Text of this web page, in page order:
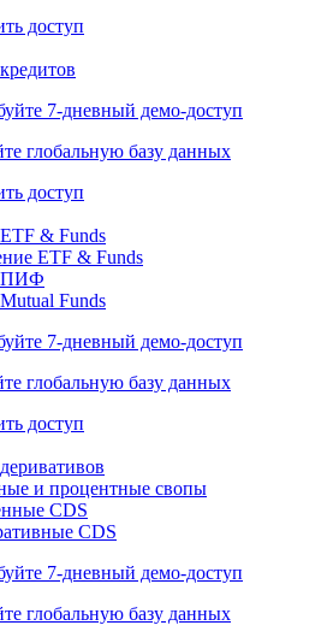
доступ
7-дневный демо-доступ
глобальную базу данных
доступ
& Funds
ETF & Funds
ПИФ
Funds
7-дневный демо-доступ
глобальную базу данных
доступ
и процентные свопы
CDS
CDS
7-дневный демо-доступ
глобальную базу данных